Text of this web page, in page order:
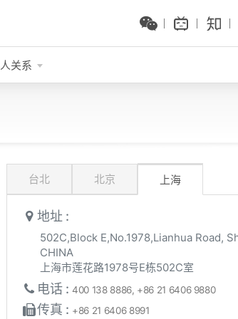
关系
台北 北京 上海
地址 :
502C,Block E,No.1978,Lianhua Road,
CHINA
上海市莲花路1978号E栋502C室
电话 :400 138 8886, +86 21 6406 9880
传真 : +86 21 6406 8991